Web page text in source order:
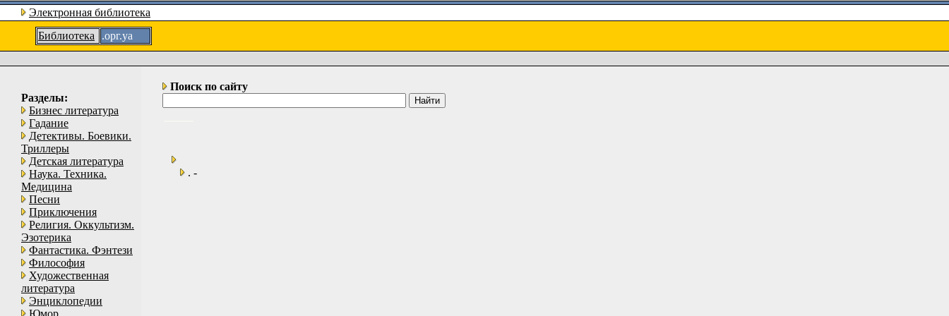
Электронная библиотека
Библиотека
.орг.уа
Разделы:
Бизнес литература
Гадание
Детективы. Боевики.
Триллеры
Детская литература
Наука. Техника.
Медицина
Песни
Приключения
Религия. Оккультизм.
Эзотерика
Фантастика. Фэнтези
Философия
Художественная
литература
Энциклопедии
Юмор
Поиск по сайту
. -